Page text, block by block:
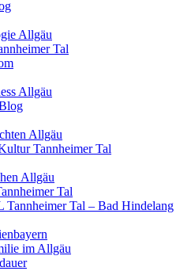
Allgäu
Tal
Allgäu
Allgäu
Tannheimer Tal
Allgäu
Tal
Tal – Bad Hindelang
im Allgäu